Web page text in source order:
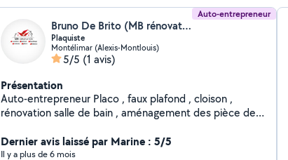
Auto-entrepreneur
Bruno De Brito (MB rénovation)
Plaquiste
Montélimar (Alexis-Montlouis)
5/5 (1 avis)
Présentation
Auto-entrepreneur Placo , faux plafond , cloison ,
rénovation salle de bain , aménagement des pièce de
Dernier avis laissé par Marine : 5/5
Il y a plus de 6 mois